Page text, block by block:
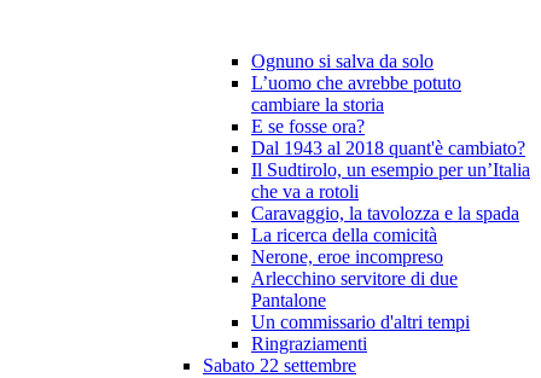
Ognuno si salva da solo
L’uomo che avrebbe potuto
cambiare la storia
E se fosse ora?
Dal 1943 al 2018 quant'è cambiato?
Il Sudtirolo, un esempio per un’Italia
che va a rotoli
Caravaggio, la tavolozza e la spada
La ricerca della comicità
Nerone, eroe incompreso
Arlecchino servitore di due
Pantalone
Un commissario d'altri tempi
Ringraziamenti
Sabato 22 settembre